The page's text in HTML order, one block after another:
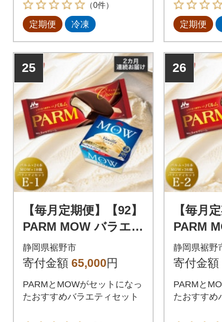
（0件）
定期便 冷凍 定期便
25
【毎月定期便】【92】
PARM MOW バラエテ
ィセットE-1全2回
静岡県裾野市
寄付金額 65,000円
PARMとMOWがセットになっ
たおすすめバラエティセット
26
【毎月
PARM
ィセッ
静岡県裾野
寄付金額
PARMと
たおすすめ